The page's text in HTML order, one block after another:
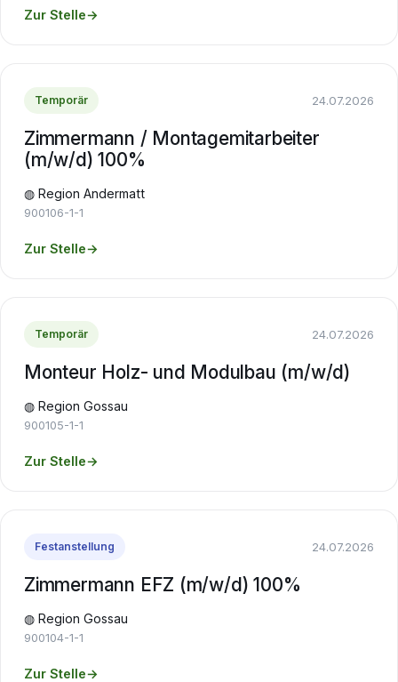
Zur Stelle→
Temporär 24.07.2026
Zimmermann / Montagemitarbeiter
(m/w/d) 100%
◍ Region Andermatt
900106-1-1
Zur Stelle→
Temporär 24.07.2026
Monteur Holz- und Modulbau (m/w/d)
◍ Region Gossau
900105-1-1
Zur Stelle→
Festanstellung 24.07.2026
Zimmermann EFZ (m/w/d) 100%
◍ Region Gossau
900104-1-1
Zur Stelle→